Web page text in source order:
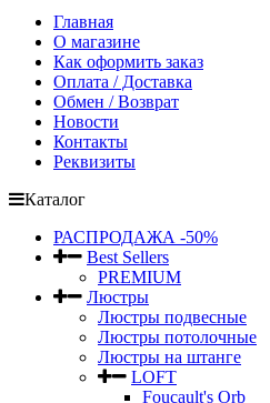
Главная
О магазине
Как оформить заказ
Оплата / Доставка
Обмен / Возврат
Новости
Контакты
Реквизиты
Каталог
РАСПРОДАЖА -50%
Best Sellers
PREMIUM
Люстры
Люстры подвесные
Люстры потолочные
Люстры на штанге
LOFT
Foucault's Orb